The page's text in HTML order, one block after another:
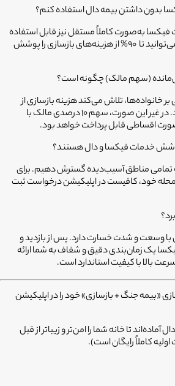
بدون داشتن بیمه دال استفاده کنم؟
فیکسا به‌صورت کاملاً مستقل نیز قابل استفاده
است؛ اما با داشتن بیمه دال می‌توانید تا 90% از هزینه‌های بازسازی را پوشش
(سهم مالک) چگونه است؟
خانواده‌ها، تلاش می‌کند هزینه بازسازی از
سقف تعهدات بیمه فراتر نرود. در غیر این صورت، سهم 10 درصدی مالک با
اقساطی قابل پرداخت خواهد بود.
خدمات فیکسا و دال هستند؟
تمامی مناطق آسیب‌دیده گسترش دهیم. برای
خود، کافیست در اپلیکیشن درخواست ثبت
با وسعت و شدت خسارت دارد. پس از بازدید و
یک زمان‌بندی دقیق و شفاف به شما ارائه
بالا با کیفیت استاندارد است.
«بیمه جنگ + بازسازی» خود را در اپلیکیشن
تا خانه شما را امن‌تر و زیباتر از قبل
کاملاً رایگان است).